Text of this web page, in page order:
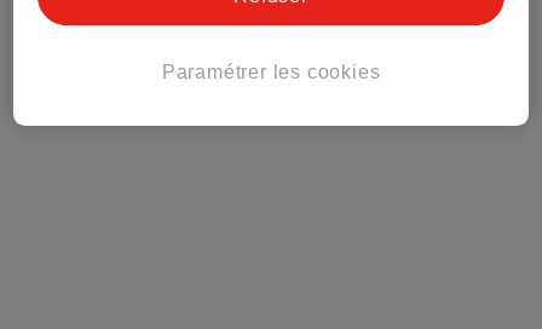
Paramétrer les cookies